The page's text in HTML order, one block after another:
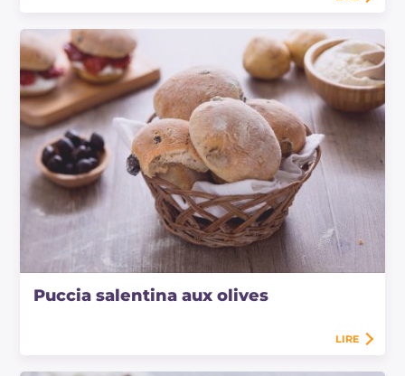
Puccia salentina aux olives
LIRE